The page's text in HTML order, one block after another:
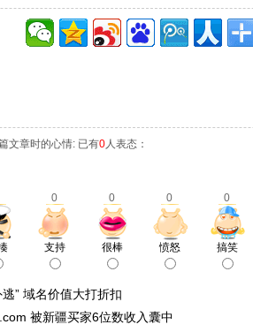
文章时的心情: 已有0人表态：
0 0 0 0
支持 很棒 愤怒 搞笑
” 域名价值大打折扣
被新疆买家6位数收入囊中